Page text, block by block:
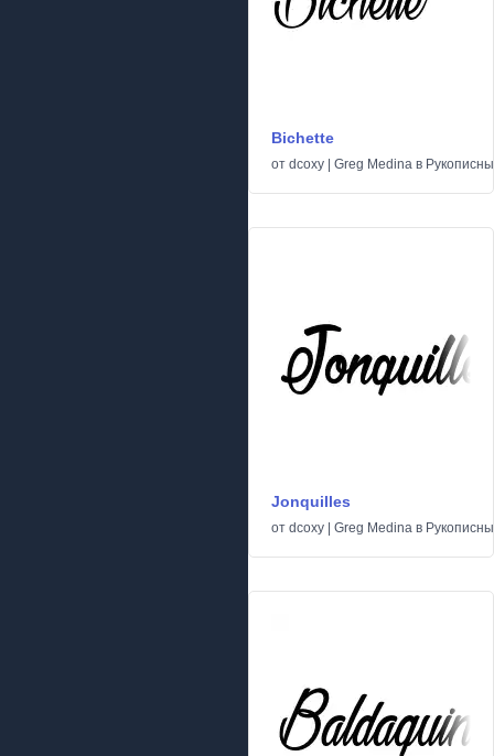
Bichette
от dcoxy | Greg Medina в
Jonquilles
от dcoxy | Greg Medina в